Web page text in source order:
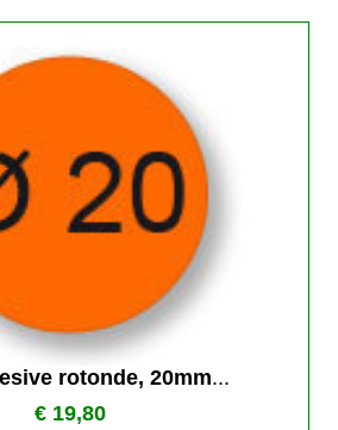
rotonde, 20mm...
€ 19,80